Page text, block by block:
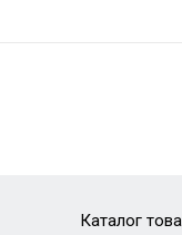
Каталог